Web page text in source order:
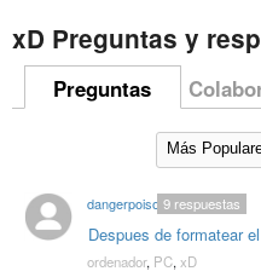
xD Preguntas y
Preguntas
dangerpoison
Despues de formatear
9respuestas
ordenador, PC, xD